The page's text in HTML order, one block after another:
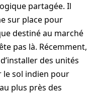
partagée. Il
sur place pour
destiné au marché
pas là. Récemment,
des unités
sol indien pour
plus près des